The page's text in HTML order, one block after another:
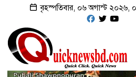
বৃহস্পতিবার, ০৬ অগাস্ট ২০২৬,